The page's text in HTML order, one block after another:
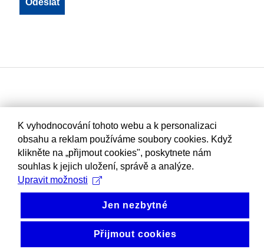
K vyhodnocování tohoto webu a k personalizaci
obsahu a reklam používáme soubory cookies. Když
klikněte na „přijmout cookies", poskytnete nám
souhlas k jejich uložení, správě a analýze.
Upravit možnosti
Jen nezbytné
Přijmout cookies